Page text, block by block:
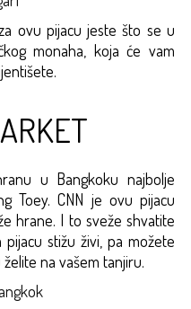
ovu pijacu jeste što se u
monaha, koja će vam
u Bangkoku najbolje
Toey. CNN je ovu pijacu
hrane. I to sveže shvatite
stižu živi, pa možete
na vašem tanjiru.